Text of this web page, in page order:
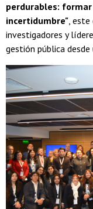
perdurables:
incertidumbre", este
investigadores y
gestión pública desde